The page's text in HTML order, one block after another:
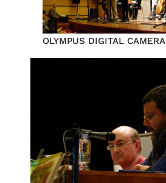
OLYMPUS DIGITAL CAMERA